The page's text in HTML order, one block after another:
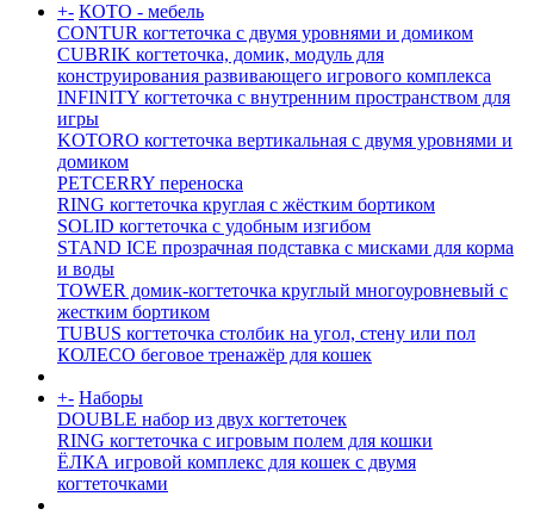
+- КОТО - мебель
CONTUR когтеточка с двумя уровнями и домиком
CUBRIK когтеточка, домик, модуль для
конструирования развивающего игрового комплекса
INFINITY когтеточка с внутренним пространством для
игры
KOTORO когтеточка вертикальная с двумя уровнями и
домиком
PETCERRY переноска
RING когтеточка круглая с жёстким бортиком
SOLID когтеточка с удобным изгибом
STAND ICE прозрачная подставка с мисками для корма
и воды
TOWER домик-когтеточка круглый многоуровневый с
жестким бортиком
TUBUS когтеточка столбик на угол, стену или пол
КОЛЕСО беговое тренажёр для кошек
+- Наборы
DOUBLE набор из двух когтеточек
RING когтеточка c игровым полем для кошки
ЁЛКА игровой комплекс для кошек с двумя
когтеточками